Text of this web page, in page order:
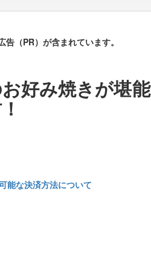
（PR）が含まれています。
お好み焼きが堪
能な決済方法について